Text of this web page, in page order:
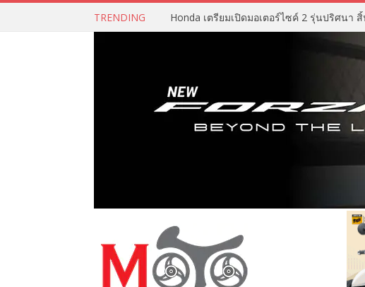
TRENDING Honda เตรียมเปิดมอเตอร์ไซค์ 2 รุ่นปริศนา